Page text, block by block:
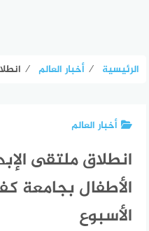
الرئيسية ⁄ أخبار العالم ⁄ انطلاق
أخبار العالم
انطلاق ملتقى
الأطفال بجامعة
الأسبوع